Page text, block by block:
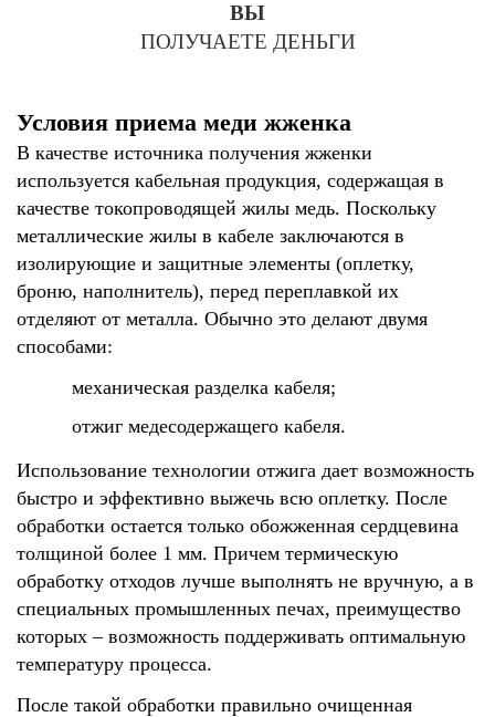
ВЫ
ПОЛУЧАЕТЕ ДЕНЬГИ
Условия приема меди жженка
В качестве источника получения жженки
используется кабельная продукция, содержащая в
качестве токопроводящей жилы медь. Поскольку
металлические жилы в кабеле заключаются в
изолирующие и защитные элементы (оплетку,
броню, наполнитель), перед переплавкой их
отделяют от металла. Обычно это делают двумя
способами:
механическая разделка кабеля;
отжиг медесодержащего кабеля.
Использование технологии отжига дает возможность
быстро и эффективно выжечь всю оплетку. После
обработки остается только обожженная сердцевина
толщиной более 1 мм. Причем термическую
обработку отходов лучше выполнять не вручную, а в
специальных промышленных печах, преимущество
которых – возможность поддерживать оптимальную
температуру процесса.
После такой обработки правильно очищенная